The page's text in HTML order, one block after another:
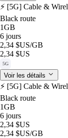
⚡️ [5G] Cable &
Black route
1GB
6 jours
2,34 $US/GB
2,34 $US
5G
Voir les détails
⚡️ [5G] Cable &
Black route
1GB
6 jours
2,34 $US
2,34 $US/GB